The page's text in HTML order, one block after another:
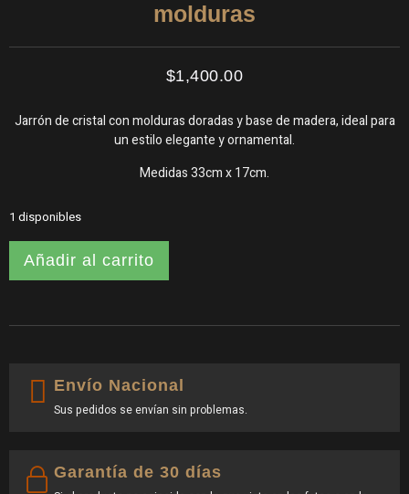
molduras
$1,400.00
Jarrón de cristal con molduras doradas y base de madera, ideal para
un estilo elegante y ornamental.
Medidas 33cm x 17cm.
1 disponibles
Añadir al carrito
Envío Nacional
Sus pedidos se envían sin problemas.
Garantía de 30 días